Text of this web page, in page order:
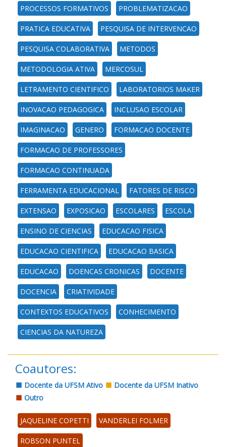
PROCESSOS FORMATIVOS PROBLEMATIZACAO
PRATICA EDUCATIVA PESQUISA DE INTERVENCAO
PESQUISA COLABORATIVA METODOS
METODOLOGIA ATIVA MERCOSUL
LETRAMENTO CIENTIFICO LABORATORIOS MAKER
INOVACAO PEDAGOGICA INCLUSAO ESCOLAR
IMAGINACAO GENERO FORMACAO DOCENTE
FORMACAO DE PROFESSORES
FORMACAO CONTINUADA
FERRAMENTA EDUCACIONAL FATORES DE RISCO
EXTENSAO EXPOSICAO ESCOLARES ESCOLA
ENSINO DE CIENCIAS EDUCACAO FISICA
EDUCACAO CIENTIFICA EDUCACAO BASICA
EDUCACAO DOENCAS CRONICAS DOCENTE
DOCENCIA CRIATIVIDADE
CONTEXTOS EDUCATIVOS CONHECIMENTO
CIENCIAS DA NATUREZA
Coautores:
Docente da UFSM Ativo
Docente da UFSM Inativo
Outro
JAQUELINE COPETTI VANDERLEI FOLMER
ROBSON PUNTEL